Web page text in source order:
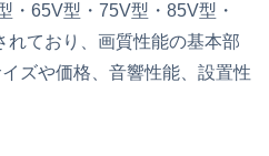
・65V型・75V型・85V型・
ており、画質性能の基本部
ズや価格、音響性能、設置性